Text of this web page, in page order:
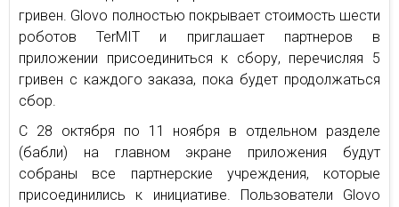
гривен. Glovo полностью покрывает стоимость шести
роботов TerMIT и приглашает партнеров в
приложении присоединиться к сбору, перечисляя 5
гривен с каждого заказа, пока будет продолжаться
сбор.
С 28 октября по 11 ноября в отдельном разделе
(бабли) на главном экране приложения будут
собраны все партнерские учреждения, которые
присоединились к инициативе. Пользователи Glovo